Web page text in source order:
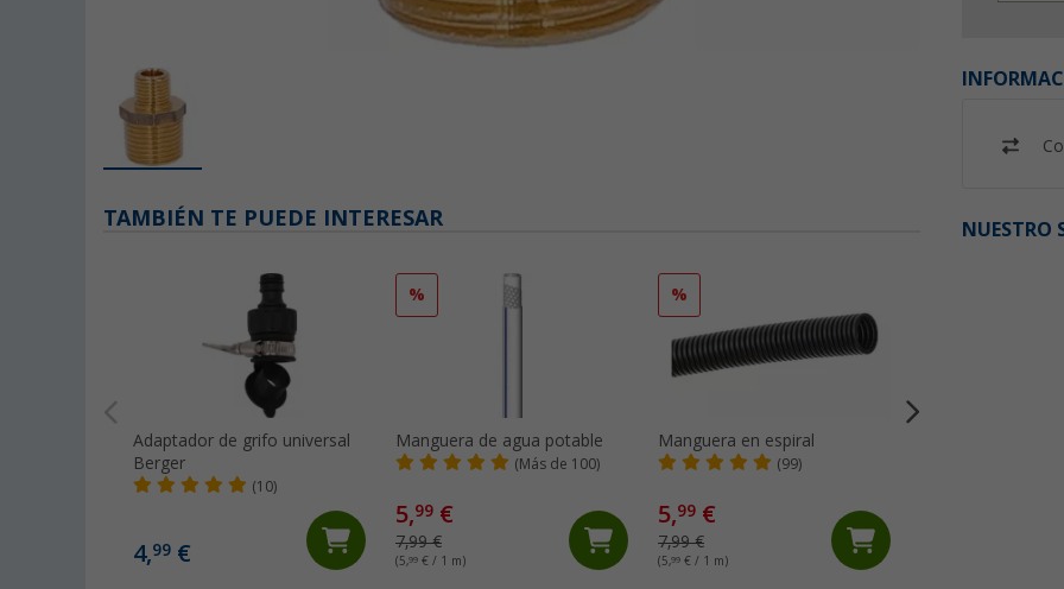
NUESTRO
TAMBIÉN TE PUEDE INTERESAR
Adaptador de grifo universal
Berger
(10)
4,99 €
%
Manguera de agua potable
(Más de 100)
5,99 €
7,99 €
(5,99 € / 1 m)
%
Manguera en espiral
(99)
5,99 €
7,99 €
(5,99 € / 1 m)